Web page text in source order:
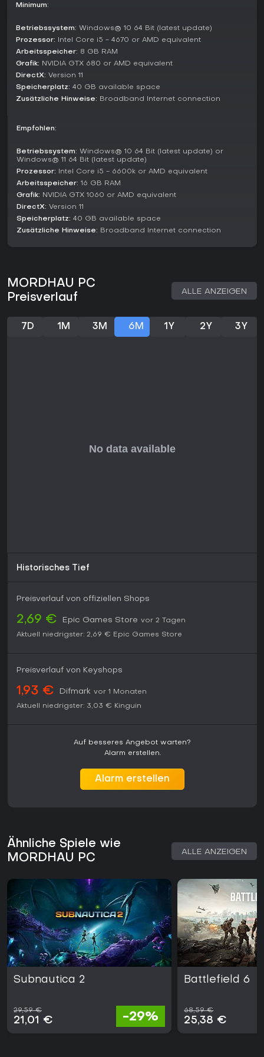
Für Koop-Erlebnisse hält Horde Mode endlose Feindwellen
bereit, inklusive KI-Gegnern und Bossen, in einem Survival-
Format, das Ausdauer und Teamwork prüft. Offline könnt ihr
solo gegen Bots trainieren, um Skills ohne Online-Druck zu
schärfen. Community-Server bieten Duelle und Team-
Deathmatch-Varianten für endlosen Replay-Wert durch
Aktueller Stand und Updates
Developer-Unterstützung. Neuere Patches verbessern Horde
Mode mit Karten wie aus dem Demon Horde-Update und
optimieren Performance in späten Phasen. Anpassungen an
Boss-Verhalten und Zielen halten den Koop-Bereich frisch.
Server sind belebt, mit vollen Lobbys für Kernmodi und
auf Steam bei 81 % aus über 91.000 Reviews und 81 auf
Metacritic. Aktuelle Bewertungen sind gemischt mit 57 %
positiv, oft wegen der hohen Einstiegshürde für Casual-
epischen Schlachten, Kritik den repetitiven PvE-Elementen.
Minimum:
Betriebssystem: Windows® 10 64 Bit (latest update)
Prozessor: Intel Core i5 - 4670 or AMD equivalent
Arbeitsspeicher: 8 GB RAM
Grafik: NVIDIA GTX 680 or AMD equivalent
DirectX: Version 11
Speicherplatz: 40 GB available space
Zusätzliche Hinweise: Broadband Internet connection
Empfohlen:
Betriebssystem: Windows® 10 64 Bit (latest update) or
Windows® 11 64 Bit (latest update)
Prozessor: Intel Core i5 - 6600k or AMD equivalent
Arbeitsspeicher: 16 GB RAM
Grafik: NVIDIA GTX 1060 or AMD equivalent
DirectX: Version 11
Speicherplatz: 40 GB available space
Zusätzliche Hinweise: Broadband Internet connection
MORDHAU PC
Preisverlauf
ALLE ANZEIGEN
7D 1M 3M 6M 1Y 2Y 3Y
Historisches Tief
Preisverlauf von offiziellen Shops
2,69 € Epic Games Store vor 2 Tagen
Aktuell niedrigster: 2,69 € Epic Games Store
Preisverlauf von Keyshops
1,93 € Difmark vor 1 Monaten
Aktuell niedrigster: 3,03 € Kinguin
Auf besseres Angebot warten?
Alarm erstellen.
Alarm erstellen
Ähnliche Spiele wie
MORDHAU PC
ALLE ANZEIGEN
Subnautica 2
29,59 €
21,01 € -29%
Battlefield 6
68,59 €
25,38 €